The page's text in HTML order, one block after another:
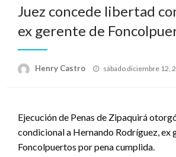
Juez concede libertad
ex gerente de
Henry Castro
Publicado
sábado diciembre 12,
Ejecución de Penas de Zipaquirá
condicional a Hernando Rodríguez, ex
Foncolpuertos por pena cumplida.